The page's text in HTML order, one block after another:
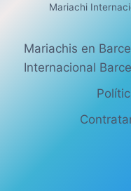
Mariachi
Mariachis en
Internacional